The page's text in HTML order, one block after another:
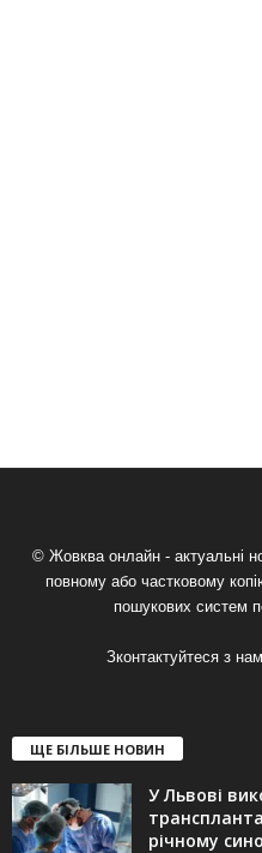
© Жовква онлайн - актуальні
повному або частковому
пошукових систем
Зконтактуйтеся з
ЩЕ БІЛЬШЕ НОВИН
У Львові
річному